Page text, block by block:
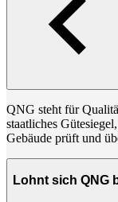
QNG steht für
staatliches
Gebäude prüft und
Lohnt sich QNG